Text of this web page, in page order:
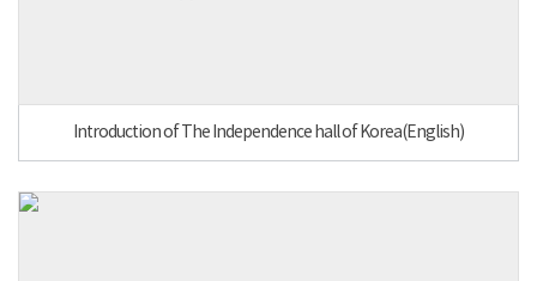
Introduction of The Independence hall of Korea(English)